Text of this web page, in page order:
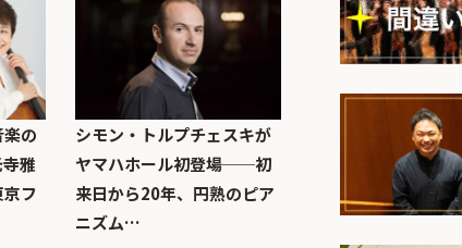
の
雅
フ
シモン・トルプチェスキが
ヤマハホール初登場──初
来日から20年、円熟のピア
ニズム…